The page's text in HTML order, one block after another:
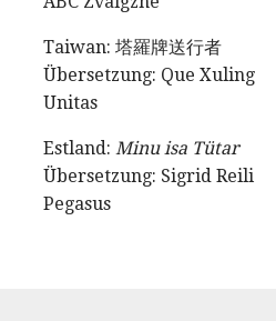
Taiwan: 塔羅牌送行者
Übersetzung: Que Xuling
Unitas
Estland: Minu isa Tütar
Übersetzung: Sigrid Reili
Pegasus